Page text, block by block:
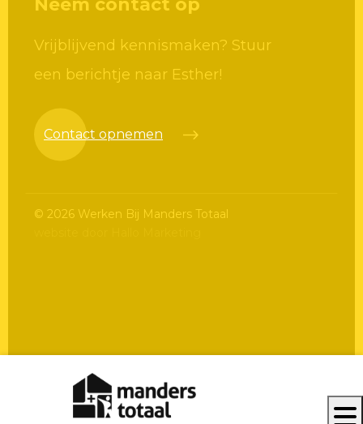
Neem contact op
Vrijblijvend kennismaken? Stuur
een berichtje naar Esther!
Contact opnemen
© 2026 Werken Bij Manders Totaal